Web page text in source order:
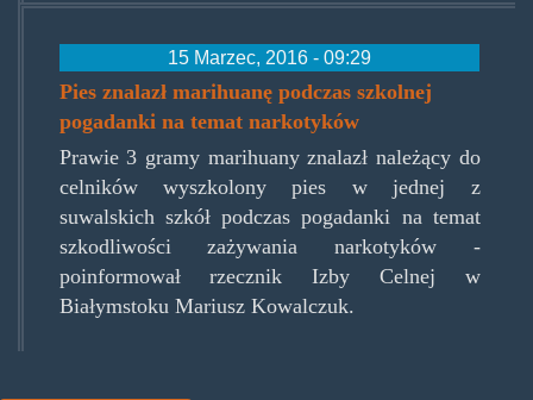
15 Marzec, 2016 - 09:29
Pies znalazł marihuanę podczas szkolnej
pogadanki na temat narkotyków
Prawie 3 gramy marihuany znalazł należący do
celników wyszkolony pies w jednej z
suwalskich szkół podczas pogadanki na temat
szkodliwości zażywania narkotyków -
poinformował rzecznik Izby Celnej w
Białymstoku Mariusz Kowalczuk.